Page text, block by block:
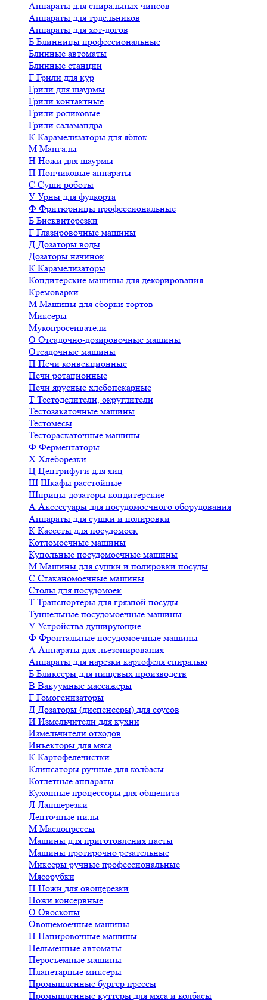
Аппараты для спиральных чипсов
Аппараты для трдельников
Аппараты для хот-догов
Б Блинницы профессиональные
Блинные автоматы
Блинные станции
Г Грили для кур
Грили для шаурмы
Грили контактные
Грили роликовые
Грили саламандра
К Карамелизаторы для яблок
М Мангалы
Н Ножи для шаурмы
П Пончиковые аппараты
С Суши роботы
У Урны для фудкорта
Ф Фритюрницы профессиональные
Б Бисквиторезки
Г Глазировочные машины
Д Дозаторы воды
Дозаторы начинок
К Карамелизаторы
Кондитерские машины для декорирования
Кремоварки
М Машины для сборки тортов
Миксеры
Мукопросеиватели
О Отсадочно-дозировочные машины
Отсадочные машины
П Печи конвекционные
Печи ротационные
Печи ярусные хлебопекарные
Т Тестоделители, округлители
Тестозакаточные машины
Тестомесы
Тестораскаточные машины
Ф Ферментаторы
Х Хлеборезки
Ц Центрифуги для яиц
Ш Шкафы расстойные
Шприцы-дозаторы кондитерские
А Аксессуары для посудомоечного оборудования
Аппараты для сушки и полировки
К Кассеты для посудомоек
Котломоечные машины
Купольные посудомоечные машины
М Машины для сушки и полировки посуды
С Стаканомоечные машины
Столы для посудомоек
Т Транспортеры для грязной посуды
Туннельные посудомоечные машины
У Устройства душирующие
Ф Фронтальные посудомоечные машины
А Аппараты для льезонирования
Аппараты для нарезки картофеля спиралью
Б Бликсеры для пищевых производств
В Вакуумные массажеры
Г Гомогенизаторы
Д Дозаторы (диспенсеры) для соусов
И Измельчители для кухни
Измельчители отходов
Инъекторы для мяса
К Картофелечистки
Клипсаторы ручные для колбасы
Котлетные аппараты
Кухонные процессоры для общепита
Л Лапшерезки
Ленточные пилы
М Маслопрессы
Машины для приготовления пасты
Машины протирочно резательные
Миксеры ручные профессиональные
Мясорубки
Н Ножи для овощерезки
Ножи консервные
О Овоскопы
Овощемоечные машины
П Панировочные машины
Пельменные автоматы
Перосъемные машины
Планетарные миксеры
Промышленные бургер прессы
Промышленные куттеры для мяса и колбасы